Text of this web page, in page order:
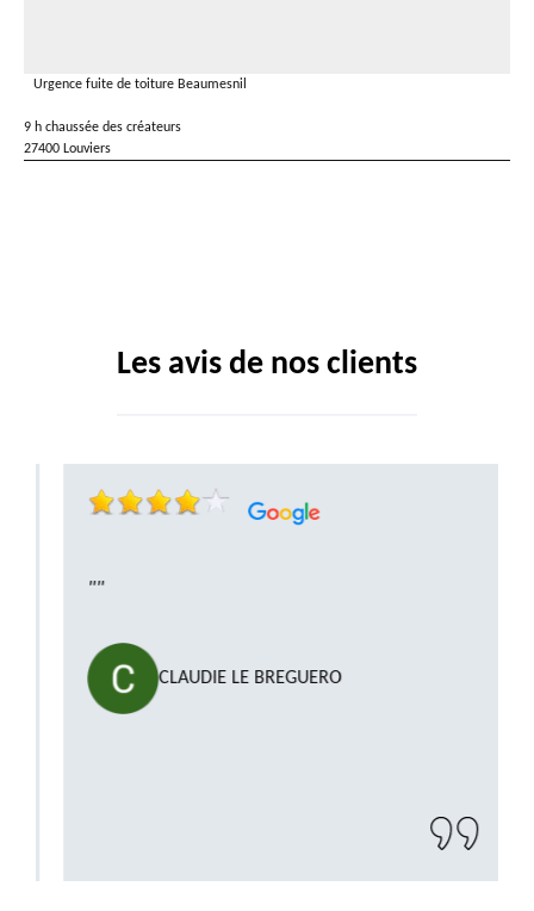
Urgence fuite de toiture Beaumesnil
9 h chaussée des créateurs
27400 Louviers
Les avis de nos clients
CLAUDIE LE BREGUERO